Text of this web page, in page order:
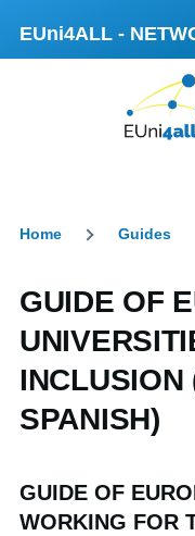
Skip to main content
EUni4ALL -
Home Guides
GUIDE OF
INCLUSION
SPANISH)
GUIDE OF
WORKING FOR